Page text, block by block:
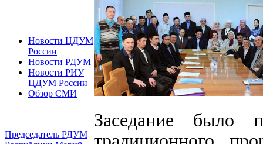
Новости ЦДУМ
России
Новости РДУМ
Новости РИУ
ЦДУМ России
Обзор СМИ
Председатель РДУМ
Заседание было